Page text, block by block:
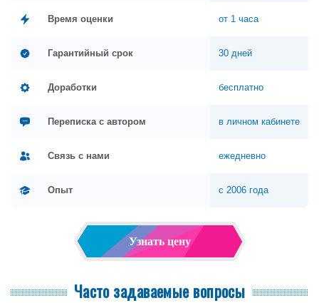
Время оценки от 1 часа
Гарантийный срок 30 дней
Доработки бесплатно
Переписка с автором в личном кабинете
Связь с нами ежедневно
Опыт с 2006 года
Узнать цену
Часто задаваемые вопросы